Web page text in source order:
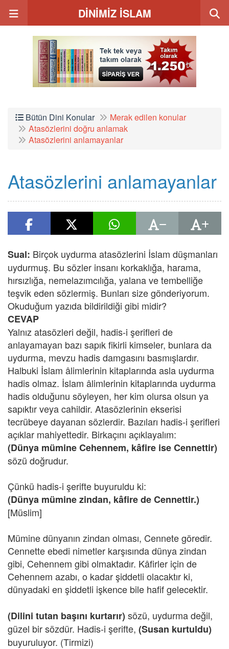
DİNİMİZ İSLAM
Bütün Dini Konular
Merak edilen konular
Atasözlerini doğru anlamak
Atasözlerini anlamayanlar
Atasözlerini anlamayanlar
Sual: Birçok uydurma atasözlerini İslam düşmanları
uydurmuş. Bu sözler insanı korkaklığa, harama,
hırsızlığa, nemelazımcılığa, yalana ve tembelliğe
teşvik eden sözlermiş. Bunları size gönderiyorum.
Okuduğum yazıda bildirildiği gibi midir?
CEVAP
Yalnız atasözleri değil, hadis-i şerifleri de
anlayamayan bazı sapık fikirli kimseler, bunlara da
uydurma, mevzu hadis damgasını basmışlardır.
Halbuki İslam âlimlerinin kitaplarında asla uydurma
hadis olmaz. İslam âlimlerinin kitaplarında uydurma
hadis olduğunu söyleyen, her kim olursa olsun ya
sapıktır veya cahildir. Atasözlerinin ekserisi
tecrübeye dayanan sözlerdir. Bazıları hadis-i şerifleri
açıklar mahiyettedir. Birkaçını açıklayalım:
(Dünya mümine Cehennem, kâfire ise Cennettir)
sözü doğrudur.
Çünkü hadis-i şerifte buyuruldu ki:
(Dünya mümine zindan, kâfire de Cennettir.)
[Müslim]
Mümine dünyanın zindan olması, Cennete göredir.
Cennette ebedi nimetler karşısında dünya zindan
gibi, Cehennem gibi olmaktadır. Kâfirler için de
Cehennem azabı, o kadar şiddetli olacaktır ki,
dünyadaki en şiddetli işkence bile hafif gelecektir.
(Dilini tutan başını kurtarır) sözü, uydurma değil,
güzel bir sözdür. Hadis-i şerifte, (Susan kurtuldu)
buyuruluyor. (Tirmizi)